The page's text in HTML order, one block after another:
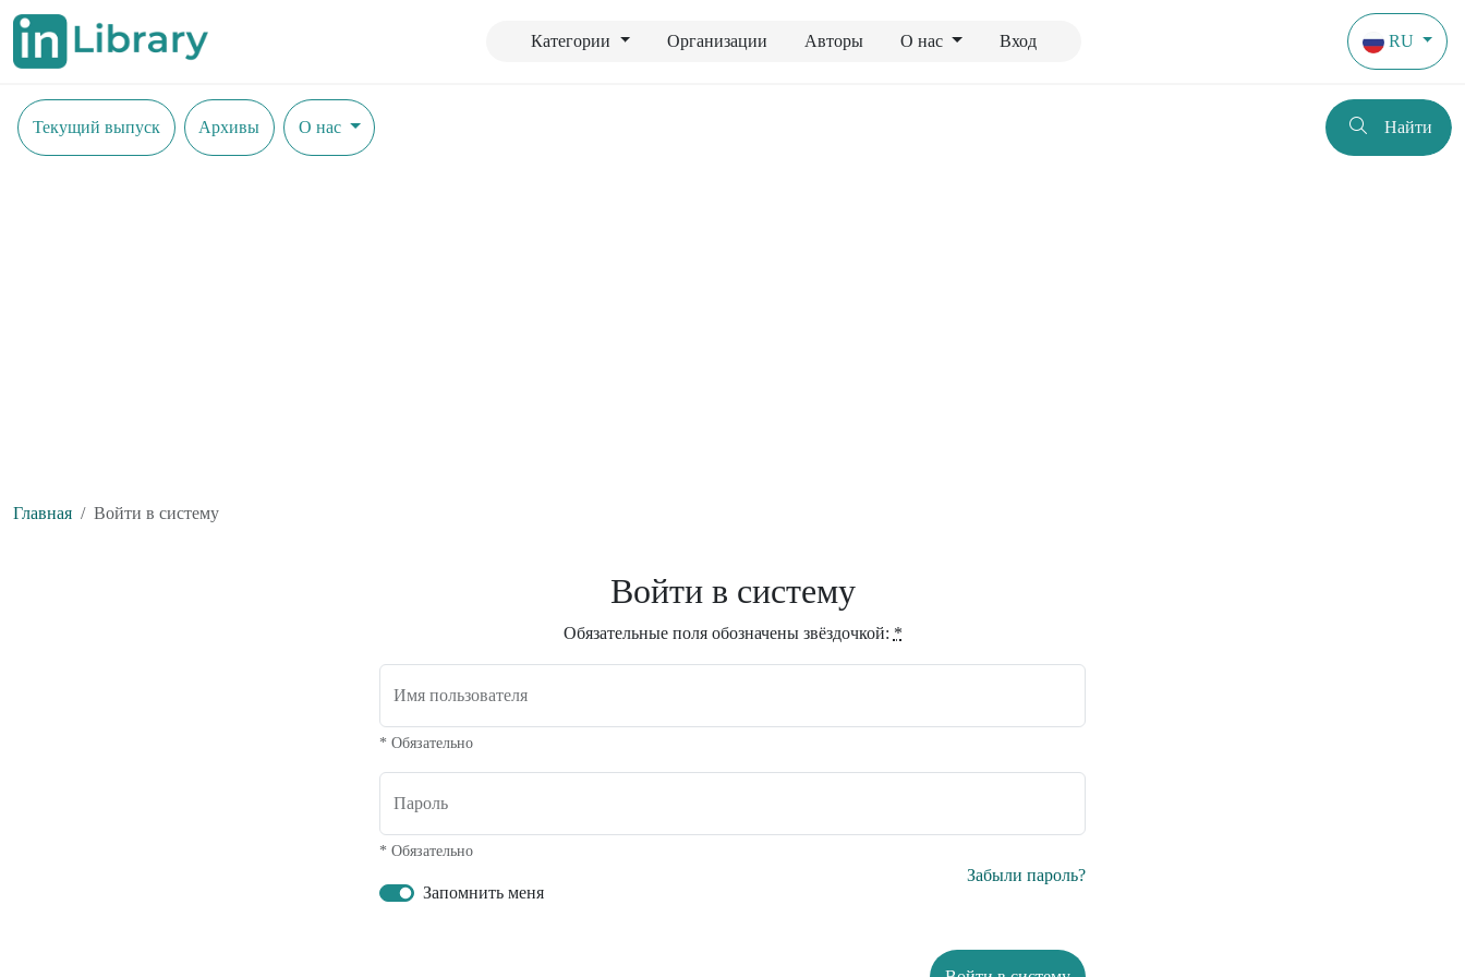
Категории Организации Авторы О нас Вход RU
Текущий выпуск Архивы О нас Найти
Главная Войти в систему
Войти в систему
Обязательные поля обозначены звёздочкой: *
Имя пользователя
* Обязательно
Пароль
* Обязательно
Забыли пароль?
Запомнить меня